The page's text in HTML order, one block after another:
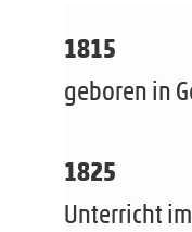
1815
geboren in
1825
Unterricht